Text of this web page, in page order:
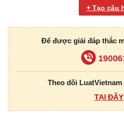
+ Tạo câu
Để được giải đáp thắc
Theo dõi LuatVietnam
TẠI ĐÂY